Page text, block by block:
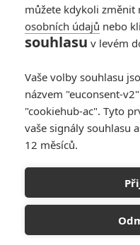
Snaha o přežití v
se přidají himalájské
V Hollywoodu proběhla
přetahují o atraktivní
můžete kdykoli změnit
osobních údajů nebo
souhlasu v levém
Vaše volby souhlasu
názvem "euconsent-
"cookiehub-ac". Tyto
vaše signály souhlasu
12 měsíců.